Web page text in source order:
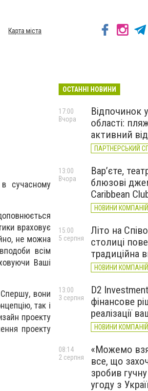
Карта міста
в сучасному
враховує
не можна
всім
Ваші
Спершу, вони
так і
проекту
проекту
ОСТАННІ НОВИНИ
Відпочинок
області:
активний
ПАРТНЕРСЬКИЙ
17:00
Вчора
Вар’єте,
блюзові
Caribbean
НОВИНИ КОМПАНІЙ
13:00
Вчора
Літо на
столиці
традиційна
НОВИНИ КОМПАНІЙ
15:00
5 серпня
D2
фінансове
реалізації
НОВИНИ КОМПАНІЙ
13:00
3 серпня
«Можемо
все, що
зробив
угоду з
08:14
2 серпня